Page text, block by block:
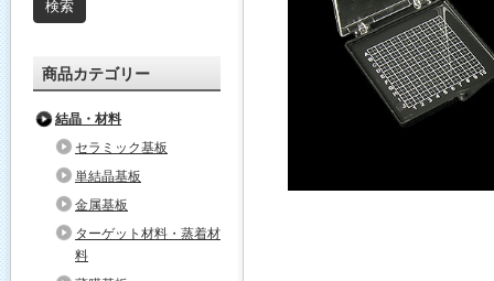
商品カテゴリー
結晶・材料
セラミック基板
単結晶基板
金属基板
ターゲット材料・蒸着材
料